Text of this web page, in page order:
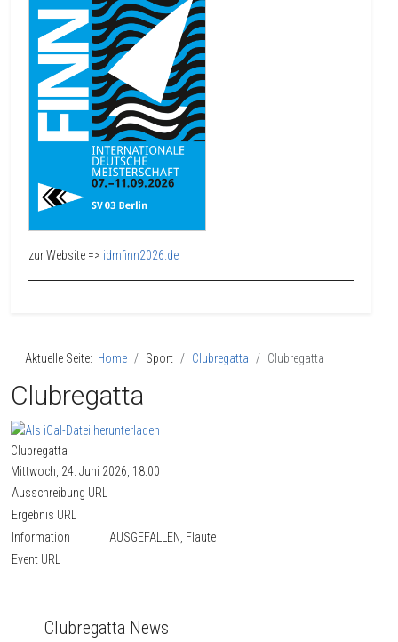
zur Website => idmfinn2026.de
Aktuelle Seite: Home Sport Clubregatta Clubregatta
Clubregatta
Clubregatta
Mittwoch, 24. Juni 2026, 18:00
Ausschreibung URL
Ergebnis URL
Information
AUSGEFALLEN, Flaute
Event URL
Clubregatta News